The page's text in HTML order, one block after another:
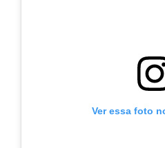
Ver essa foto